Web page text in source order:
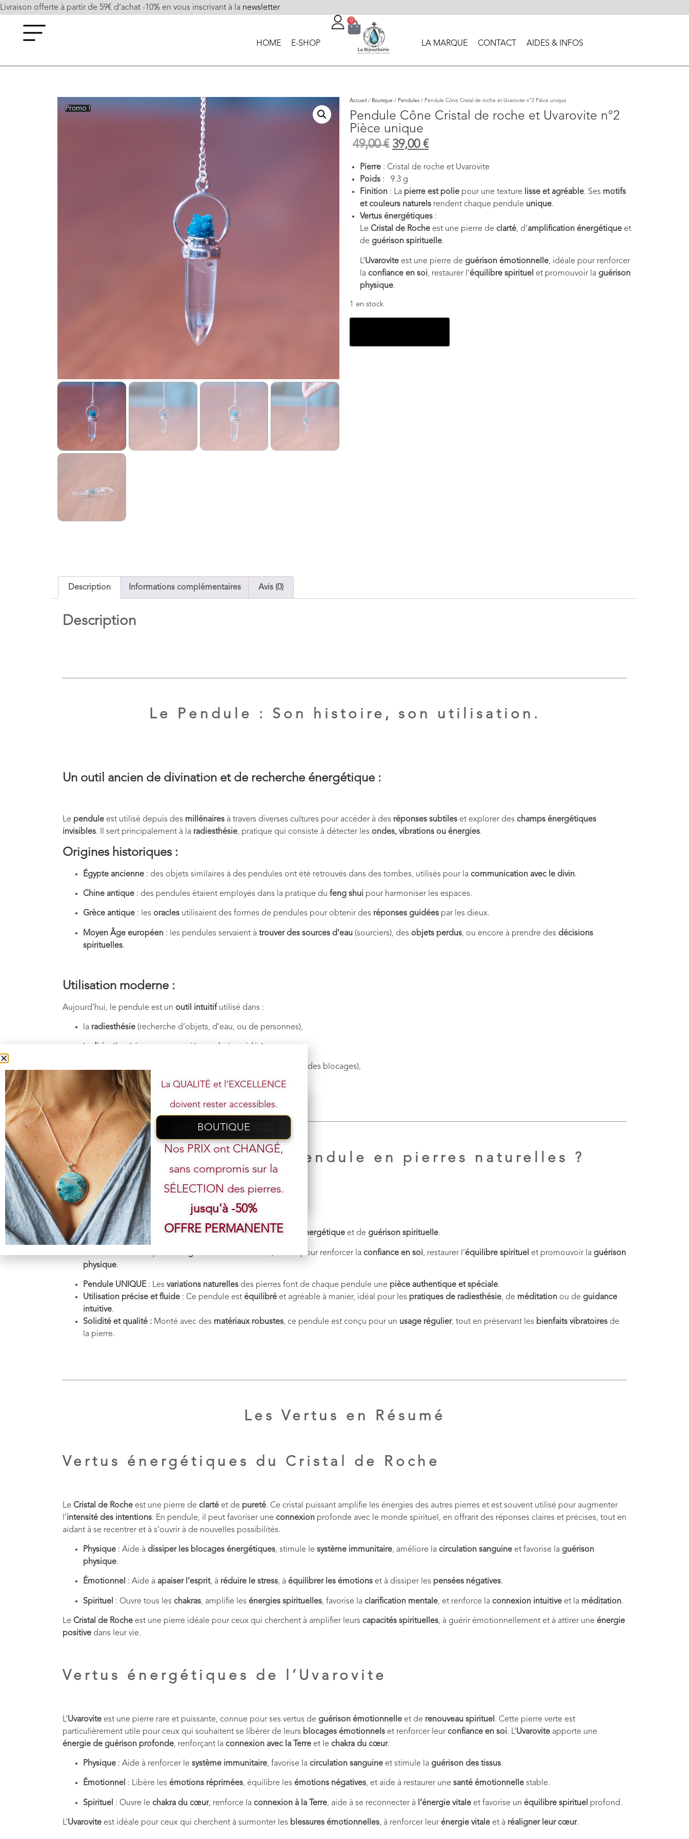
Livraison offerte à partir de 59€ d’achat -10% en vous inscrivant à la newsletter
HOME E-SHOP LA MARQUE CONTACT AIDES & INFOS
0
Promo !
Accueil / Boutique / Pendules / Pendule Cône Cristal de roche et Uvarovite n°2 Pièce unique
Pendule Cône Cristal de roche et Uvarovite n°2
Pièce unique
49,00€ 39,00 €
Pierre : Cristal de roche et Uvarovite
Poids : 9.3 g
Finition : La pierre est polie pour une texture lisse et agréable. Ses motifs
et couleurs naturels rendent chaque pendule unique.
Vertus énergétiques :
Le Cristal de Roche est une pierre de clarté, d’amplification énergétique et
de guérison spirituelle.
L’Uvarovite est une pierre de guérison émotionnelle, idéale pour renforcer
la confiance en soi, restaurer l’équilibre spirituel et promouvoir la guérison
physique.
1 en stock
Description Informations complémentaires Avis (0)
Description
Le Pendule : Son histoire, son utilisation.
Un outil ancien de divination et de recherche énergétique :
Le pendule est utilisé depuis des millénaires à travers diverses cultures pour accéder à des réponses subtiles et explorer des champs énergétiques
invisibles. Il sert principalement à la radiesthésie, pratique qui consiste à détecter les ondes, vibrations ou énergies.
Origines historiques :
Égypte ancienne : des objets similaires à des pendules ont été retrouvés dans des tombes, utilisés pour la communication avec le divin.
Chine antique : des pendules étaient employés dans la pratique du feng shui pour harmoniser les espaces.
Grèce antique : les oracles utilisaient des formes de pendules pour obtenir des réponses guidées par les dieux.
Moyen Âge européen : les pendules servaient à trouver des sources d’eau (sourciers), des objets perdus, ou encore à prendre des décisions
spirituelles.
Utilisation moderne :
Aujourd’hui, le pendule est un outil intuitifutilisé dans :
la radiesthésie (recherche d’objets, d’eau, ou de personnes),
la divination (réponses par oui/non, choix guidés),
(harmonisation des chakras, détection des blocages),
travail spirituel(connexion à l’inconscient ou aux guides).
Pourquoi choisir ce pendule en pierres naturelles ?
Propriétés énergétiques
LeCristal de Roche est une pierre declarté, d’amplification énergétique et de guérison spirituelle.
, idéale pour renforcer la confiance en soi, restaurer l’équilibre spirituel et promouvoir la guérison
physique.
Pendule UNIQUE: Les variations naturelles des pierres font de chaque pendule une pièce authentique et spéciale.
Utilisation précise et fluide : Ce pendule est équilibré et agréable à manier, idéal pour les pratiques de radiesthésie, de méditation ou de guidance
intuitive.
Solidité et qualité : Monté avec des matériaux robustes, ce pendule est conçu pour un usage régulier, tout en préservant les bienfaits vibratoires de
la pierre.
Les Vertus en Résumé
Vertus énergétiques du Cristal de Roche
Le Cristal de Roche est une pierre de clarté et de pureté. Ce cristal puissant amplifie les énergies des autres pierres et est souvent utilisé pour augmenter
l’intensité des intentions. En pendule, il peut favoriser une connexion profonde avec le monde spirituel, en offrant des réponses claires et précises, tout en
aidant à se recentrer et à s’ouvrir à de nouvelles possibilités.
Physique : Aide à dissiper les blocages énergétiques, stimule le système immunitaire, améliore la circulation sanguine et favorise la guérison
physique.
Émotionnel : Aide à apaiser l’esprit, à réduire le stress, à équilibrer les émotions et à dissiper les pensées négatives.
Spirituel : Ouvre tous les chakras, amplifie les énergies spirituelles, favorise la clarification mentale, et renforce la connexion intuitive et la méditation.
Le Cristal de Roche est une pierre idéale pour ceux qui cherchent à amplifier leurs capacités spirituelles, à guérir émotionnellement et à attirer une énergie
positive dans leur vie.
Vertus énergétiques de l’Uvarovite
L’Uvarovite est une pierre rare et puissante, connue pour ses vertus de guérison émotionnelle et de renouveau spirituel . Cette pierre verte est
particulièrement utile pour ceux qui souhaitent se libérer de leurs blocages émotionnels et renforcer leur confiance en soi. L’Uvarovite apporte une
énergie de guérison profonde, renforçant la connexion avec la Terre et le chakra du cœur.
Physique : Aide à renforcer le système immunitaire, favorise la circulation sanguine et stimule la guérison des tissus.
Émotionnel : Libère les émotions réprimées, équilibre les émotions négatives, et aide à restaurer une santé émotionnelle stable.
Spirituel : Ouvre le chakra du cœur, renforce la connexion à la Terre, aide à se reconnecter à l’énergie vitale et favorise un équilibre spirituel profond.
L’Uvarovite est idéale pour ceux qui cherchent à surmonter les blessures émotionnelles, à renforcer leur énergie vitale et à réaligner leur cœur.
La QUALITÉ et l’EXCELLENCE
doivent rester accessibles.
BOUTIQUE
Nos PRIX ont CHANGÉ,
sans compromis sur la
SÉLECTION des pierres.
jusqu'à -50%
OFFRE PERMANENTE